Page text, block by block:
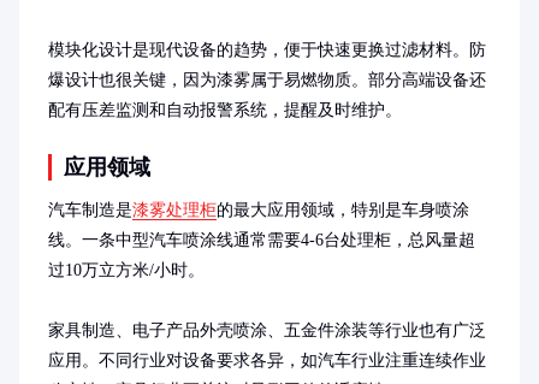
模块化设计是现代设备的趋势，便于快速更换过滤材料。防
爆设计也很关键，因为漆雾属于易燃物质。部分高端设备还
配有压差监测和自动报警系统，提醒及时维护。
应用领域
汽车制造是漆雾处理柜的最大应用领域，特别是车身喷涂
线。一条中型汽车喷涂线通常需要4-6台处理柜，总风量超
过10万立方米/小时。
家具制造、电子产品外壳喷涂、五金件涂装等行业也有广泛
应用。不同行业对设备要求各异，如汽车行业注重连续作业